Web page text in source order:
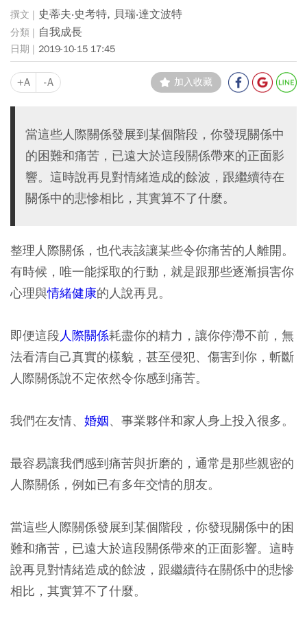
史蒂夫‧史考特, 貝瑞‧達文波特
自我成長
2019-10-15 17:45
+A -A 加入收藏
當這些人際關係發展到某個階段，你發現關係中
的困難和痛苦，已遠大於這段關係帶來的正面影
響。這時說再見對情緒造成的餘波，跟繼續待在
關係中的悲慘相比，其實算不了什麼。
整理人際關係，也代表該讓某些令你痛苦的人離開。
有時候，唯一能採取的行動，就是跟那些逐漸損害你
心理與情緒健康的人說再見。
即便這段人際關係耗盡你的精力，讓你停滯不前，無
法看清自己真實的樣貌，甚至侵犯、傷害到你，斬斷
人際關係說不定依然令你感到痛苦。
我們在友情、 婚姻、事業夥伴和家人身上投入很多。
最容易讓我們感到痛苦與折磨的，通常是那些親密的
人際關係，例如已有多年交情的朋友。
當這些人際關係發展到某個階段，你發現關係中的困
難和痛苦，已遠大於這段關係帶來的正面影響。這時
說再見對情緒造成的餘波，跟繼續待在關係中的悲慘
相比，其實算不了什麼。